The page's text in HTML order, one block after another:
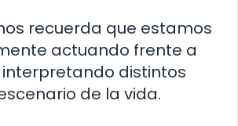
recuerda que estamos
actuando frente a
interpretando distintos
de la vida.